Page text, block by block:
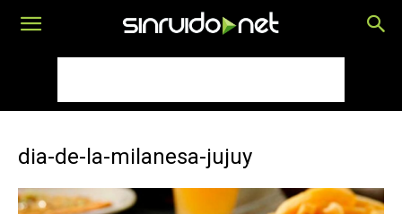
dia-de-la-milanesa-jujuy